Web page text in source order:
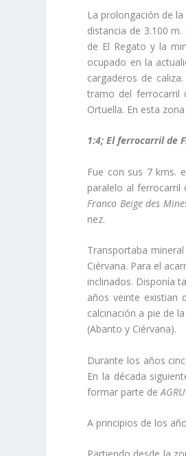
La prolongación de
distancia de 3.100
de El Regato y la
ocupado en la
cargaderos de
tramo del ferrocarril
Ortuella. En esta
1:4; El ferrocarril de
Fue con sus 7 kms.
paralelo al ferrocarril
Franco Beige des
nez.
Transportaba
Ciérvana. Para el
inclinados. Disponí­a
años veinte existian
calcinación a pie de
(Abanto y Ciérvana).
Durante los años
En la década
formar parte de
A principios de los